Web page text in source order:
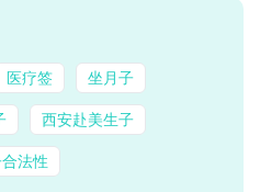
医疗签 坐月子
西安赴美生子
法性